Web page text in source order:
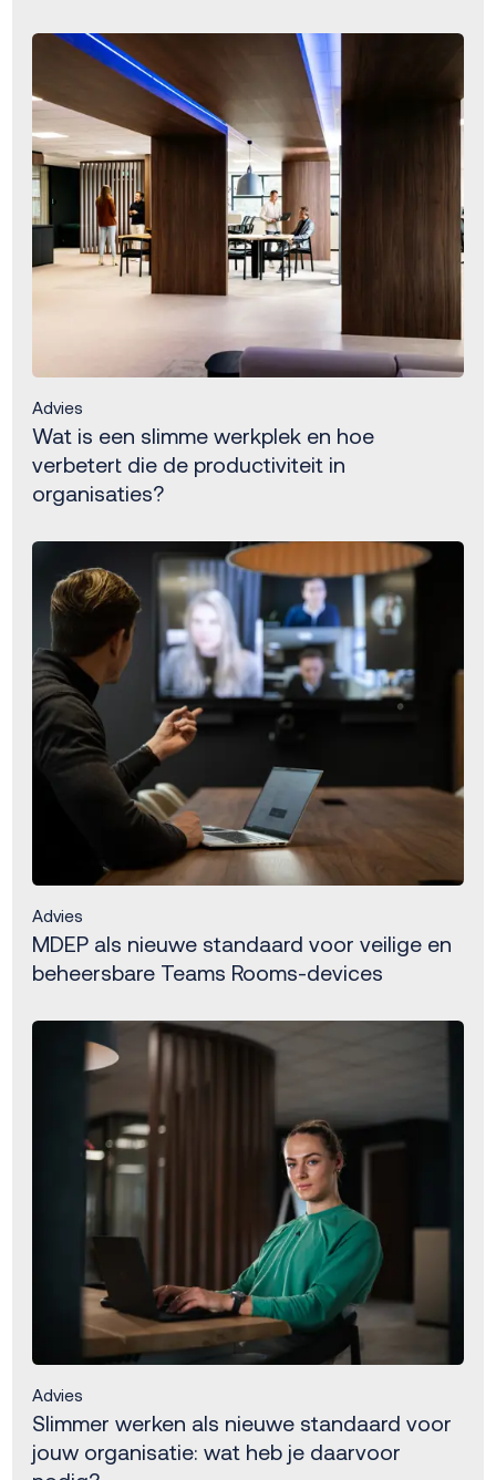
Advies
Wat is een slimme werkplek en hoe
verbetert die de productiviteit in
organisaties?
Advies
MDEP als nieuwe standaard voor veilige en
beheersbare Teams Rooms-devices
Advies
Slimmer werken als nieuwe standaard voor
jouw organisatie: wat heb je daarvoor